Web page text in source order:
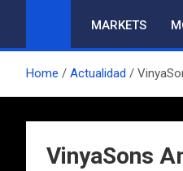
MARKETS
Home Actualidad
VinyaSons